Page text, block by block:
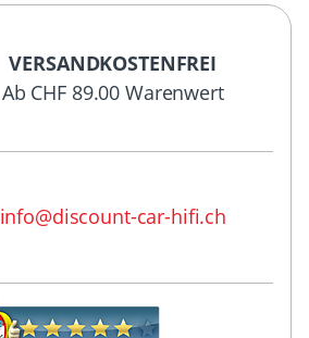
VERSANDKOSTENFREI
Ab CHF 89.00 Warenwert
info@discount-car-hifi.ch